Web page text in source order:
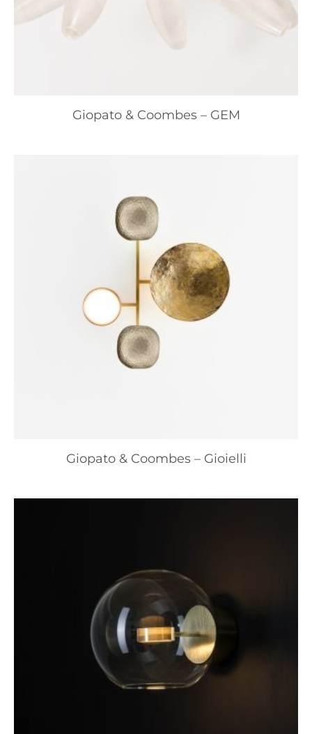
Giopato & Coombes – GEM
Giopato & Coombes – Gioielli